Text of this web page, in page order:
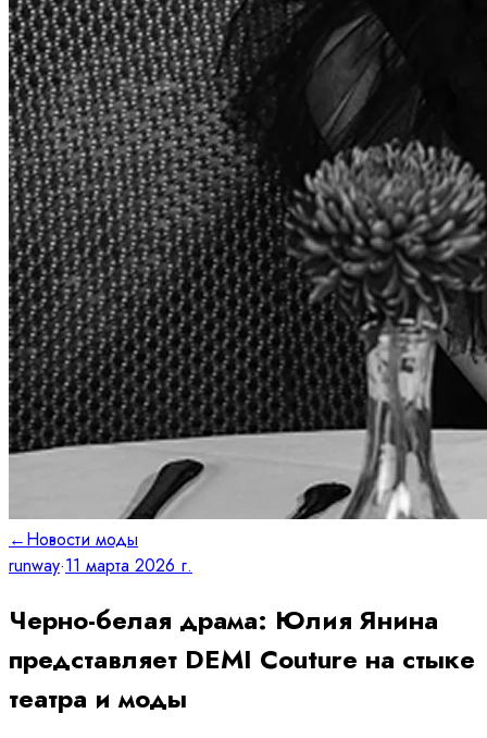
←Новости моды
runway·11 марта 2026 г.
Черно-белая драма: Юлия Янина
представляет DEMI Couture на стыке
театра и моды